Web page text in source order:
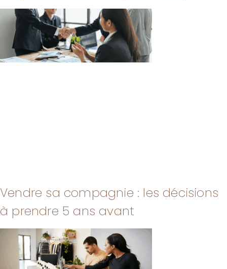
Vendre sa compagnie : les décisions
à prendre 5 ans avant